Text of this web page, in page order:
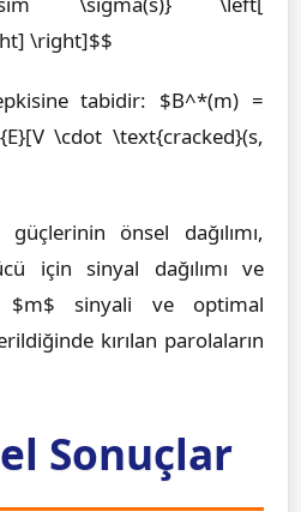
\right]$$
tabidir: $B^*(m) =
\cdot \text{cracked}(s,
önsel dağılımı,
için sinyal dağılımı ve
$m$ sinyali ve optimal
kırılan parolaların
Sonuçlar